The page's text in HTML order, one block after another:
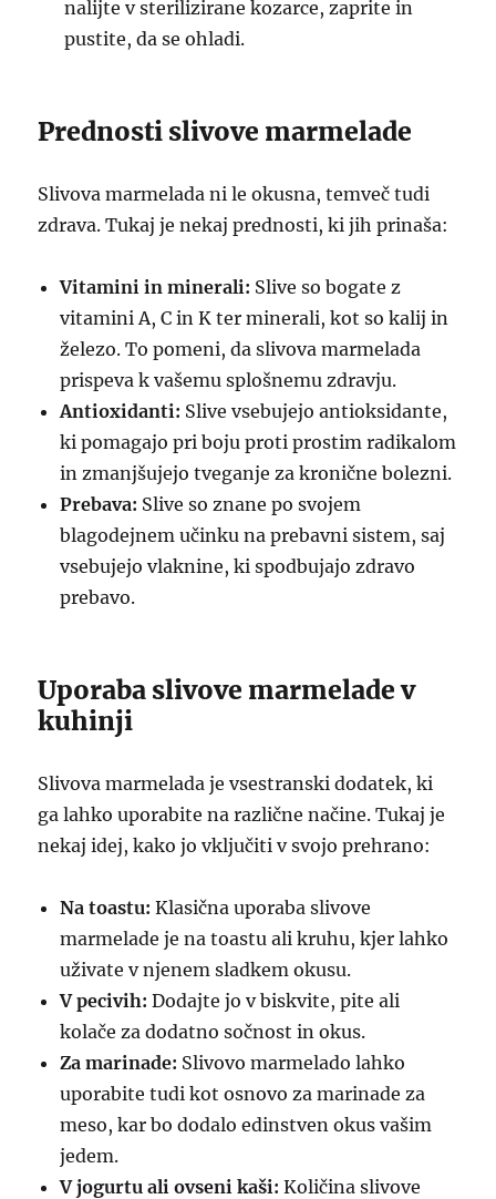
nalijte v sterilizirane kozarce, zaprite in
pustite, da se ohladi.
Prednosti slivove marmelade
Slivova marmelada ni le okusna, temveč tudi
zdrava. Tukaj je nekaj prednosti, ki jih prinaša:
Vitamini in minerali: Slive so bogate z
vitamini A, C in K ter minerali, kot so kalij in
železo. To pomeni, da slivova marmelada
prispeva k vašemu splošnemu zdravju.
Antioxidanti: Slive vsebujejo antioksidante,
ki pomagajo pri boju proti prostim radikalom
in zmanjšujejo tveganje za kronične bolezni.
Prebava: Slive so znane po svojem
blagodejnem učinku na prebavni sistem, saj
vsebujejo vlaknine, ki spodbujajo zdravo
prebavo.
Uporaba slivove marmelade v
kuhinji
Slivova marmelada je vsestranski dodatek, ki
ga lahko uporabite na različne načine. Tukaj je
nekaj idej, kako jo vključiti v svojo prehrano:
Na toastu: Klasična uporaba slivove
marmelade je na toastu ali kruhu, kjer lahko
uživate v njenem sladkem okusu.
V pecivih: Dodajte jo v biskvite, pite ali
kolače za dodatno sočnost in okus.
Za marinade: Slivovo marmelado lahko
uporabite tudi kot osnovo za marinade za
meso, kar bo dodalo edinstven okus vašim
jedem.
V jogurtu ali ovseni kaši: Količina slivove